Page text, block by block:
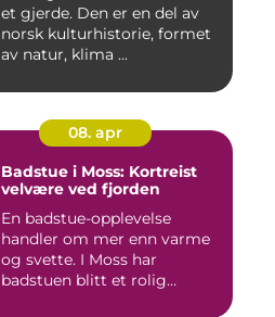
et gjerde. Den er en del av
norsk kulturhistorie, formet
av natur, klima ...
08. apr
Badstue i Moss: Kortreist
velvære ved fjorden
En badstue-opplevelse
handler om mer enn varme
og svette. I Moss har
badstuen blitt et rolig